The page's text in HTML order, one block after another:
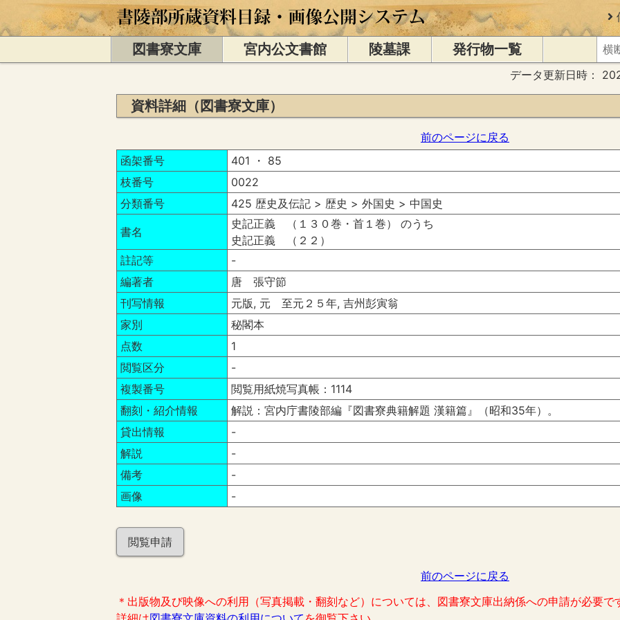
図書寮文庫 宮内公文書館 陵墓課 発行物一覧
データ更新日時：
資料詳細（図書寮文庫）
前のページに戻る
函架番号
401 ・ 85
枝番号
0022
分類番号
425 歴史及伝記 > 歴史 > 外国史 > 中国史
書名
史記正義 （１３０巻・首１巻） のうち
史記正義 （２２）
註記等
-
編著者
唐 張守節
刊写情報
元版, 元 至元２５年, 吉州彭寅翁
家別
秘閣本
点数
1
閲覧区分
-
複製番号
閲覧用紙焼写真帳：1114
翻刻・紹介情報
解説：宮内庁書陵部編『図書寮典籍解題 漢籍篇』（昭和35年）。
貸出情報
-
解説
-
備考
-
画像
-
閲覧申請
前のページに戻る
＊出版物及び映像への利用（写真掲載・翻刻など）については、図書寮文庫出納係への申請が必要で